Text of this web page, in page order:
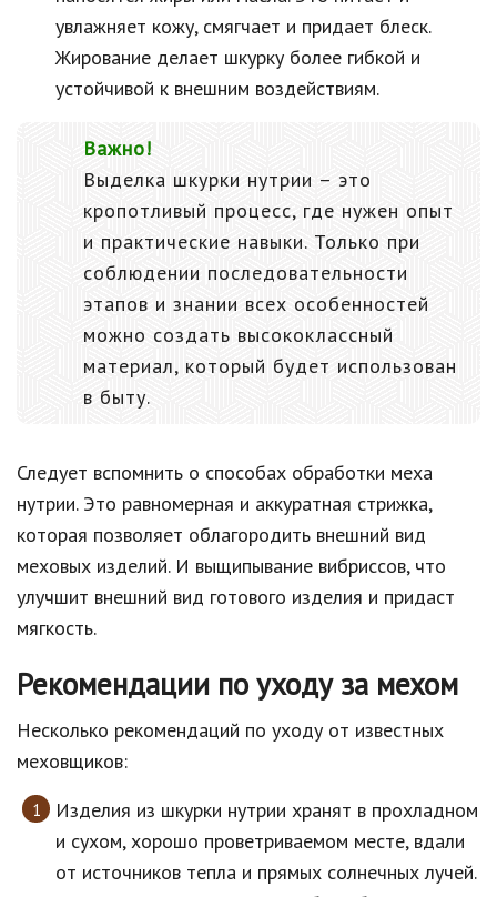
увлажняет кожу, смягчает и придает блеск.
Жирование делает шкурку более гибкой и
устойчивой к внешним воздействиям.
Важно!
Выделка шкурки нутрии – это
кропотливый процесс, где нужен опыт
и практические навыки. Только при
соблюдении последовательности
этапов и знании всех особенностей
можно создать высококлассный
материал, который будет использован
в быту.
Следует вспомнить о способах обработки меха
нутрии. Это равномерная и аккуратная стрижка,
которая позволяет облагородить внешний вид
меховых изделий. И выщипывание вибриссов, что
улучшит внешний вид готового изделия и придаст
мягкость.
Рекомендации по уходу за мехом
Несколько рекомендаций по уходу от известных
меховщиков:
Изделия из шкурки нутрии хранят в прохладном
и сухом, хорошо проветриваемом месте, вдали
от источников тепла и прямых солнечных лучей.